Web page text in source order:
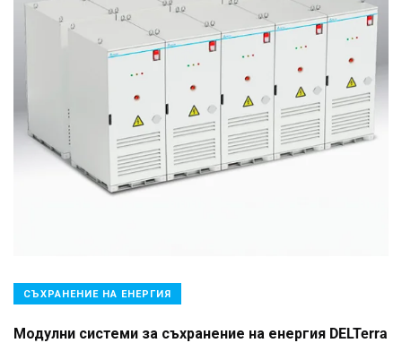
СЪХРАНЕНИЕ НА ЕНЕРГИЯ
Модулни системи за съхранение на енергия DELTerra